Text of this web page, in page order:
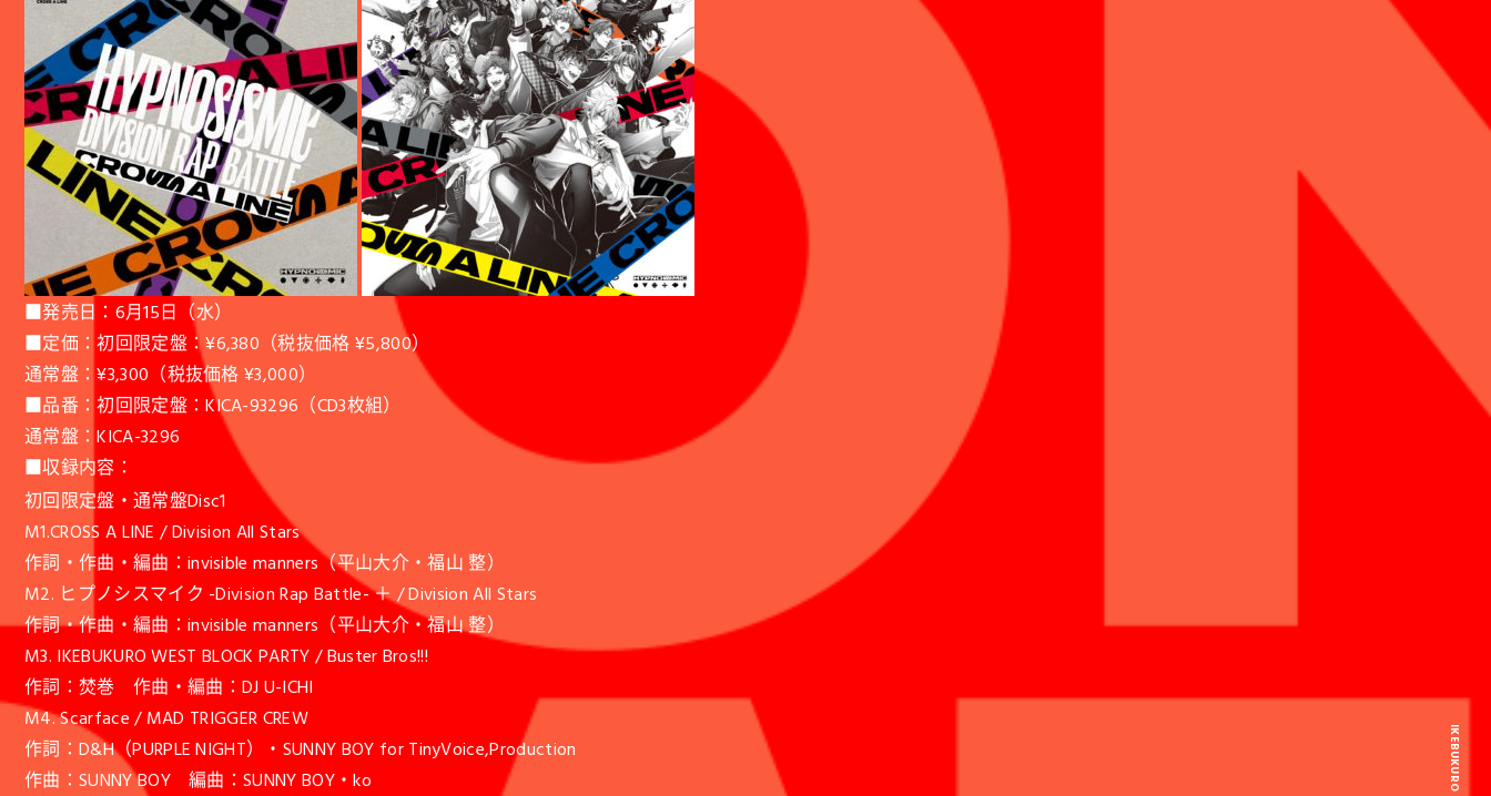
■発売日：6月15日（水）
■定価：初回限定盤：¥6,380（税抜価格 ¥5,800）
通常盤：¥3,300（税抜価格 ¥3,000）
■品番：初回限定盤：KICA-93296（CD3枚組）
通常盤：KICA-3296
■収録内容：
初回限定盤・通常盤Disc1
M1.CROSS A LINE / Division All Stars
作詞・作曲・編曲：invisible manners（平山大介・福山 整）
M2. ヒプノシスマイク -Division Rap Battle- ＋ / Division All Stars
作詞・作曲・編曲：invisible manners（平山大介・福山 整）
M3. IKEBUKURO WEST BLOCK PARTY / Buster Bros!!!
作詞：焚巻 作曲・編曲：DJ U-ICHI
M4. Scarface / MAD TRIGGER CREW
作詞：D&H（PURPLE NIGHT）・SUNNY BOY for TinyVoice,Production
作曲：SUNNY BOY 編曲：SUNNY BOY・ko
IKEBUKURO